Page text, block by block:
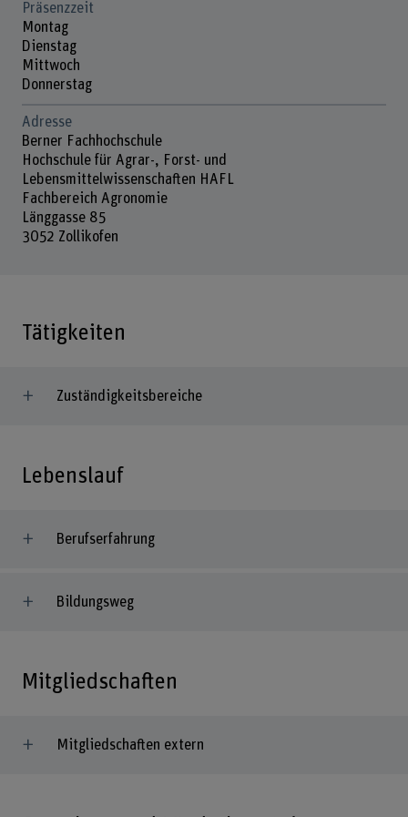
Präsenzzeit
Montag
Dienstag
Mittwoch
Donnerstag
Adresse
Berner Fachhochschule
Hochschule für Agrar-, Forst- und
Lebensmittelwissenschaften HAFL
Fachbereich Agronomie
Länggasse 85
3052 Zollikofen
Tätigkeiten
Zuständigkeitsbereiche
Lebenslauf
Berufserfahrung
Bildungsweg
Mitgliedschaften
Mitgliedschaften extern